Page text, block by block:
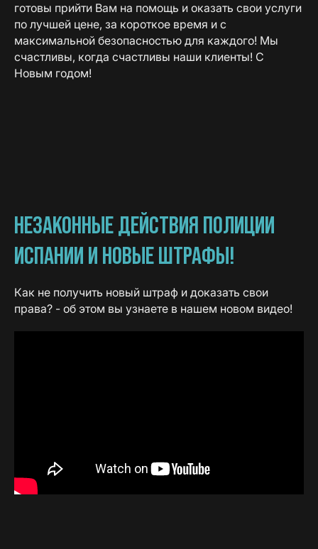
готовы прийти Вам на помощь и оказать свои услуги
по лучшей цене, за короткое время и с
максимальной безопасностью для каждого! Мы
счастливы, когда счастливы наши клиенты! С
Новым годом!
НЕЗАКОННЫЕ ДЕЙСТВИЯ ПОЛИЦИИ
ИСПАНИИ И НОВЫЕ ШТРАФЫ!
Как не получить новый штраф и доказать свои
права? - об этом вы узнаете в нашем новом видео!